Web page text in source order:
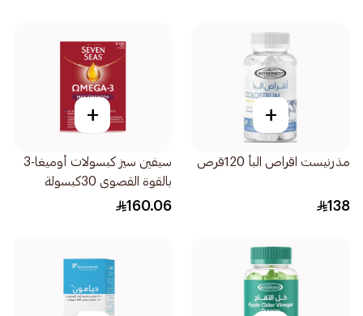
+
مذرنيست اقراص البأ 120قرص
138
+
سيفين سيز كبسولات أوميغا-3
بالقوة القصوى 30كبسولة
160.06